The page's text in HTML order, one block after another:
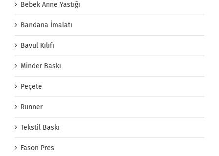
Bebek Anne Yastığı
Bandana İmalatı
Bavul Kılıfı
Minder Baskı
Peçete
Runner
Tekstil Baskı
Fason Pres